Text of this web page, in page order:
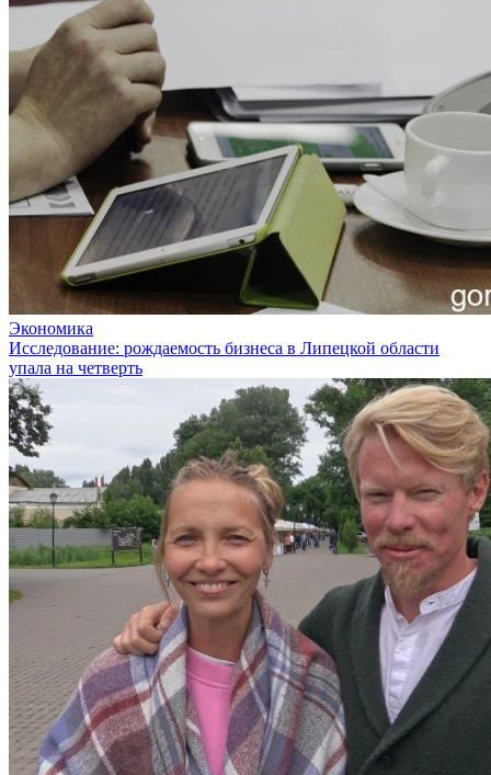
Экономика
Исследование: рождаемость бизнеса в Липецкой области
упала на четверть